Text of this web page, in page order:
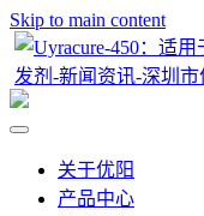
Skip to main content
关于优阳
产品中心